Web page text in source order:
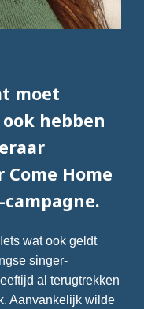
moet
hebben
Home
campagne.
wat ook geldt
singer-
al terugtrekken
Aanvankelijk wilde